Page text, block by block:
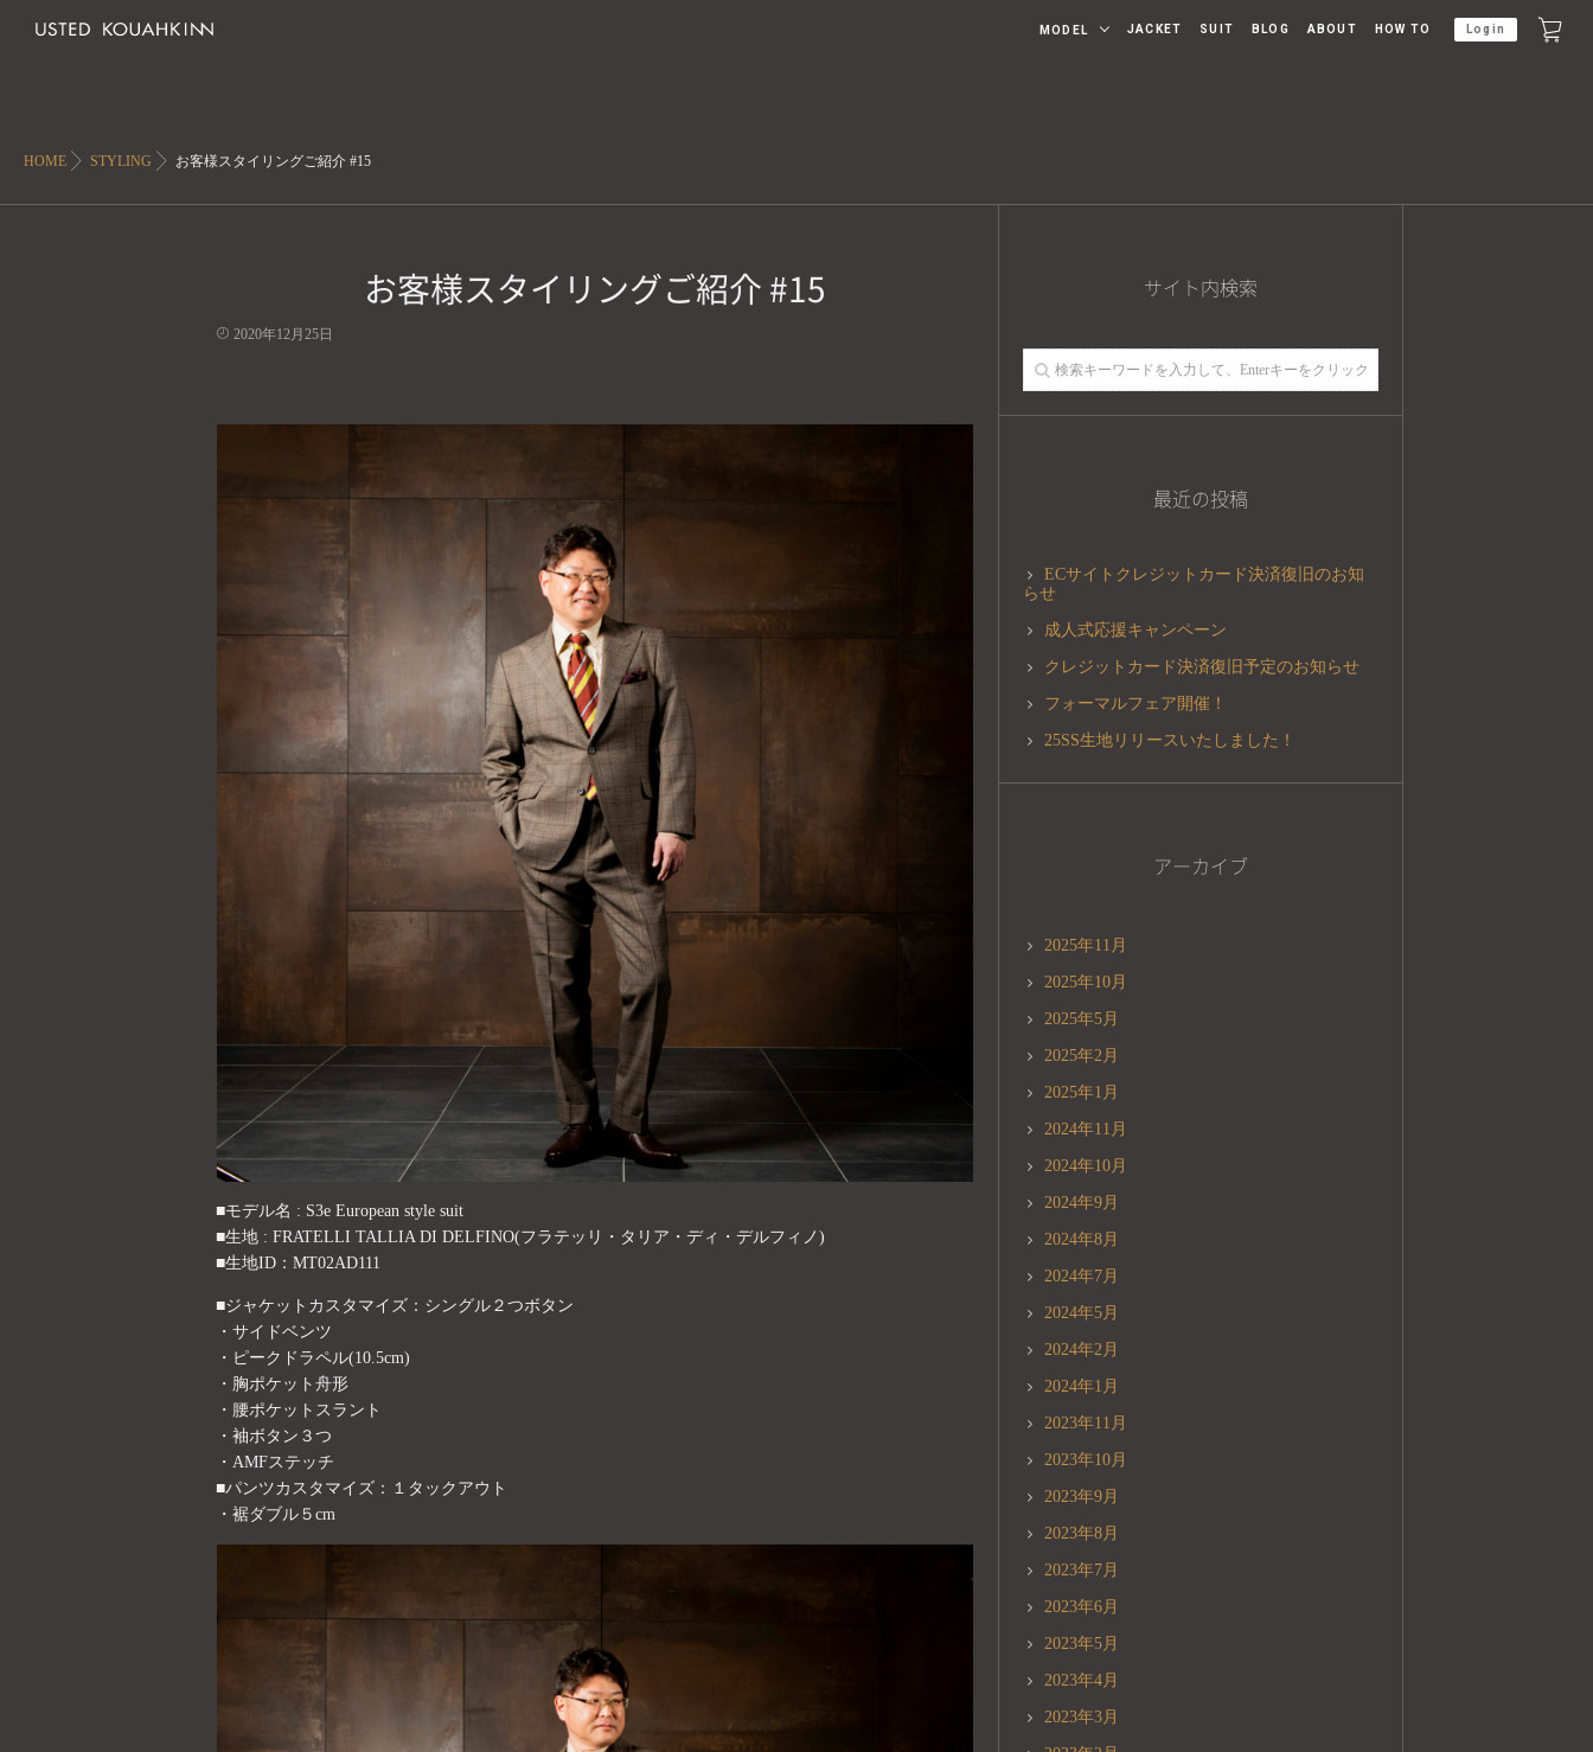
MODEL JACKET SUIT BLOG ABOUT HOW TO Login
HOME STYLING お客様スタイリングご紹介 #15
お客様スタイリングご紹介 #15
2020年12月25日
■モデル名 : S3e European style suit
■生地 : FRATELLI TALLIA DI DELFINO(フラテッリ・タリア・ディ・デルフィノ)
■生地ID：MT02AD111
■ジャケットカスタマイズ：シングル２つボタン
・サイドベンツ
・ピークドラペル(10.5cm)
・胸ポケット舟形
・腰ポケットスラント
・袖ボタン３つ
・AMFステッチ
■パンツカスタマイズ：１タックアウト
・裾ダブル５cm
サイト内検索
最近の投稿
ECサイトクレジットカード決済復旧のお知
らせ
成人式応援キャンペーン
クレジットカード決済復旧予定のお知らせ
フォーマルフェア開催！
25SS生地リリースいたしました！
アーカイブ
2025年11月
2025年10月
2025年5月
2025年2月
2025年1月
2024年11月
2024年10月
2024年9月
2024年8月
2024年7月
2024年5月
2024年2月
2024年1月
2023年11月
2023年10月
2023年9月
2023年8月
2023年7月
2023年6月
2023年5月
2023年4月
2023年3月